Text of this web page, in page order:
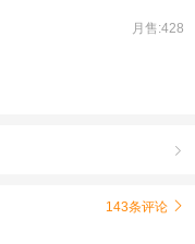
月售:428

143条评论 